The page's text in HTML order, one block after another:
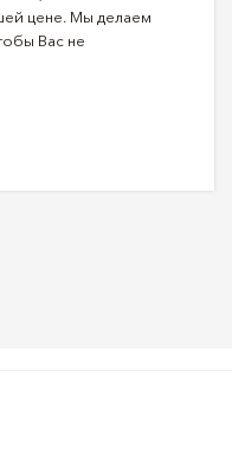
цене. Мы делаем
Вас не